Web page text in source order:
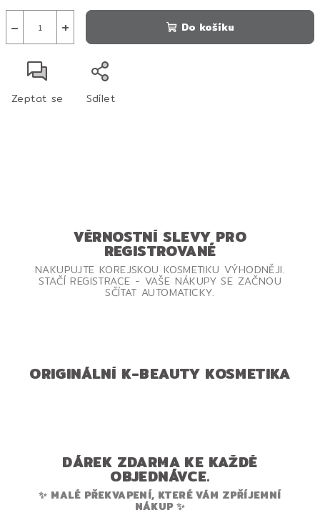
+
− Do košíku
Zeptat se Sdílet
VĚRNOSTNÍ SLEVY PRO
REGISTROVANÉ
NAKUPUJTE KOREJSKOU KOSMETIKU VÝHODNĚJI.
STAČÍ REGISTRACE - VAŠE NÁKUPY SE ZAČNOU
SČÍTAT AUTOMATICKY.
ORIGINÁLNÍ K-BEAUTY KOSMETIKA
DÁREK ZDARMA KE KAŽDÉ
OBJEDNÁVCE.
✨ MALÉ PŘEKVAPENÍ, KTERÉ VÁM ZPŘÍJEMNÍ
NÁKUP ✨